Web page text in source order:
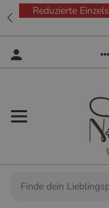
Reduzierte